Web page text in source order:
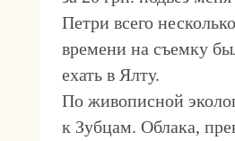
Петри всего
времени на съемку
ехать в Ялту.
По живописной
к Зубцам. Облака,